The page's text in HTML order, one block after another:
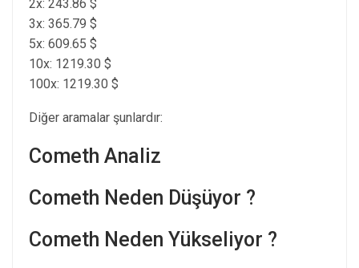
2x: 243.86 $
3x: 365.79 $
5x: 609.65 $
10x: 1219.30 $
100x: 1219.30 $
Diğer aramalar şunlardır:
Cometh Analiz
Cometh Neden Düşüyor ?
Cometh Neden Yükseliyor ?